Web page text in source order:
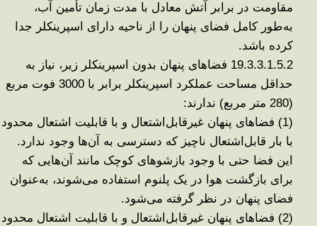
مقاومت در برابر آتش معادل با مدت زمان تأمین آب،
به‌طور کامل فضای پنهان را از ناحیه دارای اسپرینکلر جدا
کرده باشد.
19.3.3.1.5.2 فضاهای پنهان بدون اسپرینکلر زیر، نیاز به
حداقل مساحت عملکرد اسپرینکلر برابر با 3000 فوت مربع
(280 متر مربع) ندارند
:
(1)
فضاهای پنهان غیرقابل‌اشتعال و با قابلیت اشتعال محدود
با بار قابل‌اشتعال ناچیز که دسترسی به آن‌ها وجود ندارد.
این فضا حتی با وجود بازشوهای کوچک مانند آن‌هایی که
برای بازگشت هوا در یک پلنوم استفاده می‌شوند، به‌عنوان
فضای پنهان در نظر گرفته می‌شود.
(2)
فضاهای پنهان غیرقابل‌اشتعال و با قابلیت اشتعال محدود